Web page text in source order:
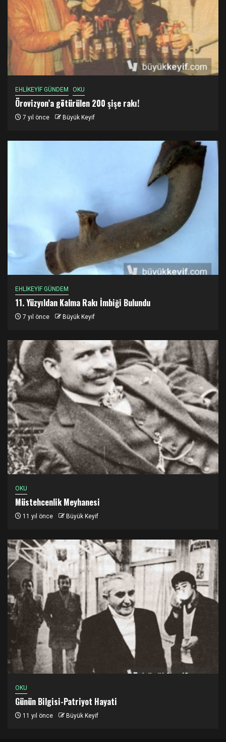
EHLİKEYİF GÜNDEM OKU
Örovizyon’a götürülen 200 şişe rakı!
7 yıl önce Büyük Keyif
EHLİKEYİF GÜNDEM
11. Yüzyıldan Kalma Rakı İmbiği Bulundu
7 yıl önce Büyük Keyif
OKU
Müstehcenlik Meyhanesi
11 yıl önce Büyük Keyif
OKU
Günün Bilgisi-Patriyot Hayati
11 yıl önce Büyük Keyif